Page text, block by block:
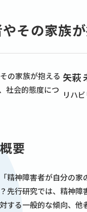
その家族
矢萩
リハ
要
精神障害者が自分の
先行研究では、精神
する一般的な傾向、